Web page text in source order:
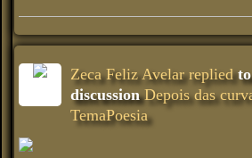
Zeca Feliz Avelar replied
discussionDepois das
TemaPoesia